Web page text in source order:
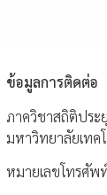
ข้อมูลการติดต่อ
ภาควิชาสถิติประ
มหาวิทยาลัยเทค
หมายเลขโทรศัพ